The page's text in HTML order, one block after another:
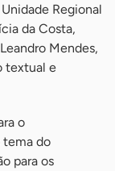
Regional
da Costa,
Mendes,
textual e
o
tema do
para os